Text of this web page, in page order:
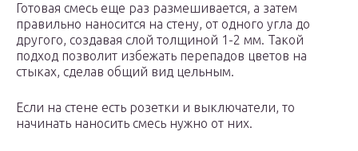
Готовая смесь еще раз размешивается, а затем
правильно наносится на стену, от одного угла до
другого, создавая слой толщиной 1-2 мм. Такой
подход позволит избежать перепадов цветов на
стыках, сделав общий вид цельным.
Если на стене есть розетки и выключатели, то
начинать наносить смесь нужно от них.